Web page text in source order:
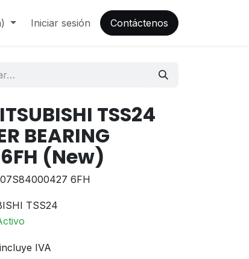
Iniciar sesión Contáctenos
TSS24
BEARING
(New)
6FH
TSS24
IVA